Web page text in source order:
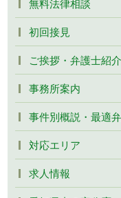
無料法律相談
初回接見
ご挨拶・弁護士紹介
事務所案内
事件別概説・最適
対応エリア
求人情報